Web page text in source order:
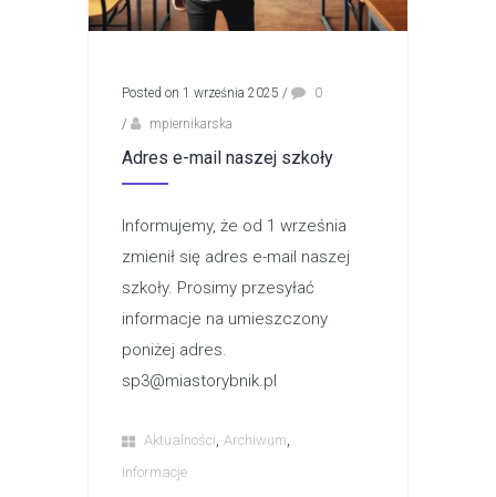
Posted on 1 września 2025 /
0
/
mpiernikarska
Adres e-mail naszej szkoły
Informujemy, że od 1 września
zmienił się adres e-mail naszej
szkoły. Prosimy przesyłać
informacje na umieszczony
poniżej adres.
sp3@miastorybnik.pl
Aktualności Archiwum
Informacje